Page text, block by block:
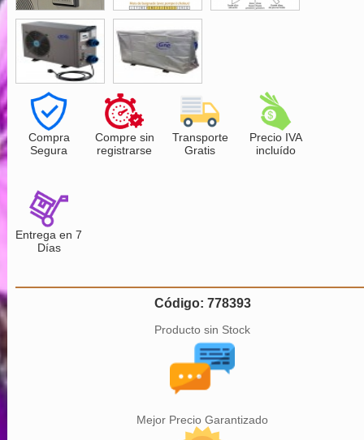
Compra
Segura
Compre sin
registrarse
Transporte
Gratis
Precio IVA
incluído
Entrega en 7
Días
Código: 778393
Producto sin Stock
Mejor Precio Garantizado